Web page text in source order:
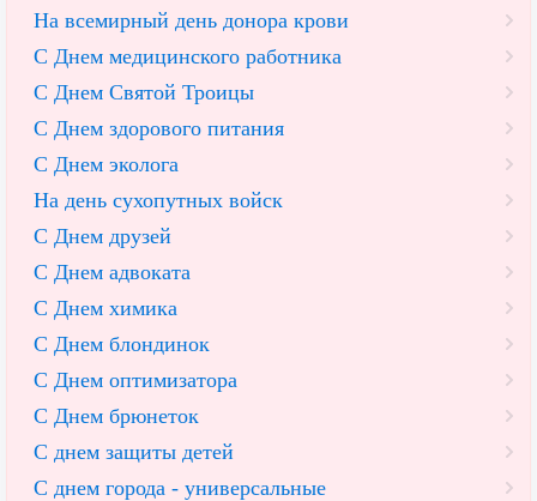
На всемирный день донора крови
С Днем медицинского работника
С Днем Святой Троицы
С Днем здорового питания
С Днем эколога
На день сухопутных войск
С Днем друзей
С Днем адвоката
С Днем химика
С Днем блондинок
С Днем оптимизатора
С Днем брюнеток
С днем защиты детей
С днем города - универсальные